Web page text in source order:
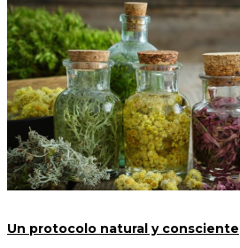
Un protocolo natural y consciente